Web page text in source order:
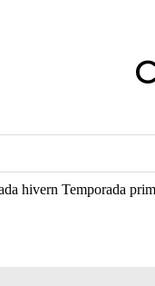
hivern Temporada